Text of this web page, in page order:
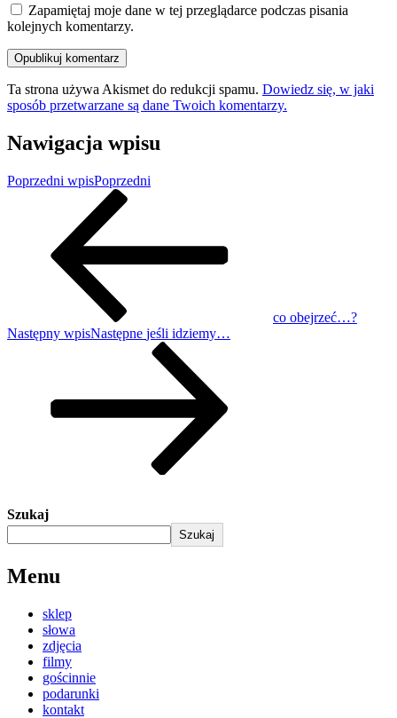
Zapamiętaj moje dane w tej przeglądarce podczas pisania
kolejnych komentarzy.
Ta strona używa Akismet do redukcji spamu. Dowiedz się, w jaki
sposób przetwarzane są dane Twoich komentarzy.
Nawigacja wpisu
Poprzedni wpisPoprzedni
co obejrzeć…?
Następny wpisNastępne jeśli idziemy…
Szukaj
Szukaj
Menu
sklep
słowa
zdjęcia
filmy
gościnnie
podarunki
kontakt